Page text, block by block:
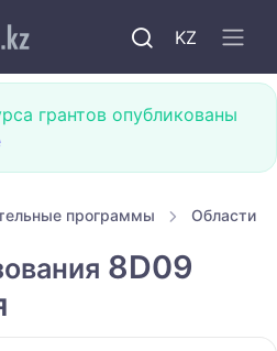
KZ
грантов опубликованы
программы Области
8D09